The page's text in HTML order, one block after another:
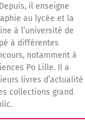
il enseigne
au lycée et la
à l’université de
à différentes
notamment à
Po Lille. Il a
livres d’actualité
collections grand